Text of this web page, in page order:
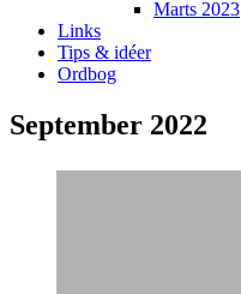
Marts 2023
Links
Tips & idéer
Ordbog
September 2022